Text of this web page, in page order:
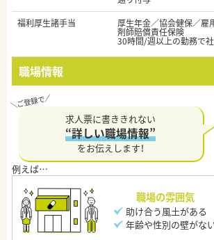
福利厚生諸手当
厚生年金／協会健保／雇
剤師賠償責任保険
30時間/週以上の勤務で
職場情報
求人票に書ききれない
“詳しい職場情報”
をお伝えします！
職場の雰囲気
助け合う風土がある
年齢や性別の壁がな